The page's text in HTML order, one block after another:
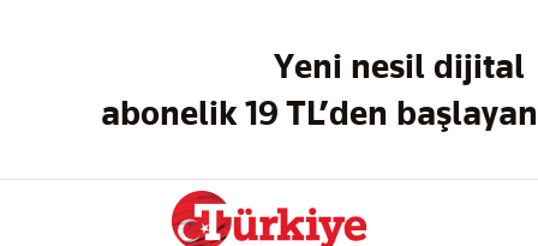
Yeni nesil dijital
abonelik 19 TL’den
Amerika
İsrail-Gazze
Yemek
Aktüel
Sinema
Kitap